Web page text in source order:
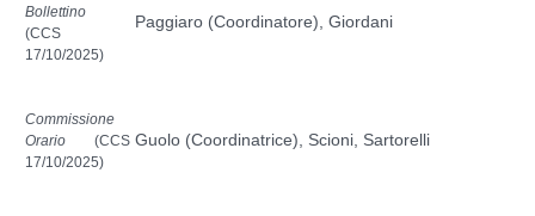
Bollettino
(CCS
17/10/2025)
Paggiaro (Coordinatore), Giordani
Commissione
Orario (CCS
17/10/2025)
Guolo (Coordinatrice), Scioni, Sartorelli